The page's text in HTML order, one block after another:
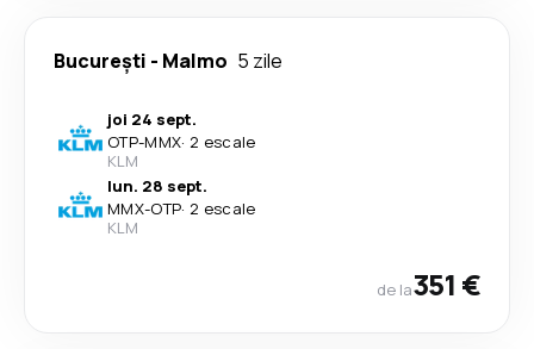
București - Malmo 5 zile
joi 24 sept.
OTP-MMX· 2 escale
KLM
lun. 28 sept.
MMX-OTP· 2 escale
KLM
de la351 €